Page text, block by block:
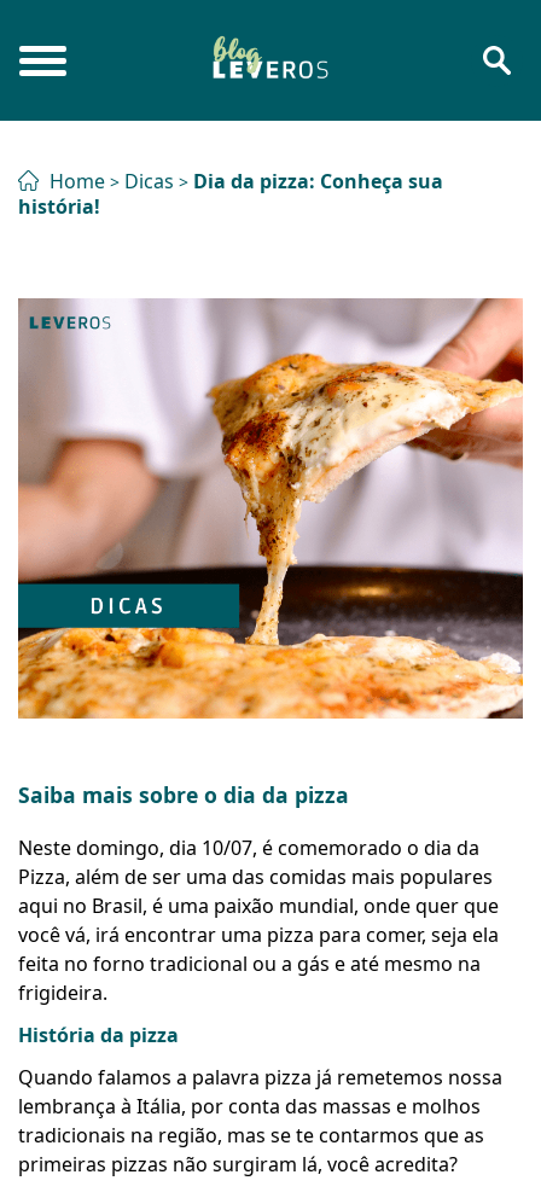
Home > Dicas > Dia da pizza: Conheça sua
história!
Saiba mais sobre o dia da pizza
Neste domingo, dia 10/07, é comemorado o dia da
Pizza, além de ser uma das comidas mais populares
aqui no Brasil, é uma paixão mundial, onde quer que
você vá, irá encontrar uma pizza para comer, seja ela
feita no forno tradicional ou a gás e até mesmo na
frigideira.
História da pizza
Quando falamos a palavra pizza já remetemos nossa
lembrança à Itália, por conta das massas e molhos
tradicionais na região, mas se te contarmos que as
primeiras pizzas não surgiram lá, você acredita?